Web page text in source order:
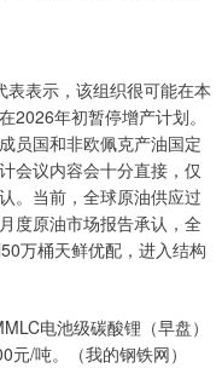
表示，该组织很可能在本
年初暂停增产计划。
员国和非欧佩克产油国定
会议内容会十分直接，仅
。当前，全球原油供应过
度原油市场报告承认，全
万桶天鲜优配，进入结构
电池级碳酸锂（早盘）
/吨。（我的钢铁网）